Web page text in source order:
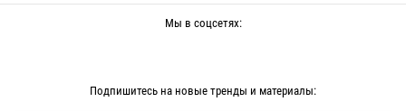
Мы в соцсетях:
Подпишитесь на новые тренды и материалы: